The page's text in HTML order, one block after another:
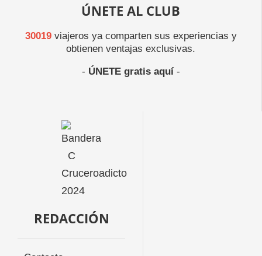
ÚNETE AL CLUB
30019viajeros ya comparten sus experiencias y
obtienen ventajas exclusivas.
- ÚNETE gratis aquí-
REDACCIÓN